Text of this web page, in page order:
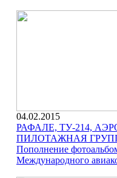
04.02.2015
РАФАЛЕ, ТУ-214,
ПИЛОТАЖНАЯ
Пополнение
Международного